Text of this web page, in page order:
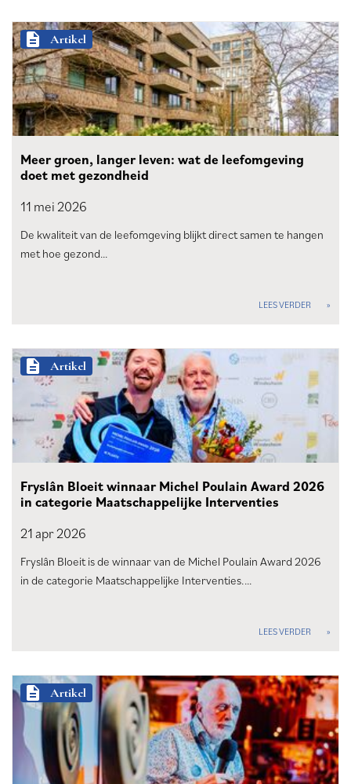
description Artikel
Meer groen, langer leven: wat de leefomgeving
doet met gezondheid
11 mei 2026
De kwaliteit van de leefomgeving blijkt direct samen te hangen
met hoe gezond…
LEES VERDER
description Artikel
Fryslân Bloeit winnaar Michel Poulain Award 2026
in categorie Maatschappelijke Interventies
21 apr2026
Fryslân Bloeit is de winnaar van de Michel Poulain Award 2026
in de categorie Maatschappelijke Interventies.…
LEES VERDER
description Artikel